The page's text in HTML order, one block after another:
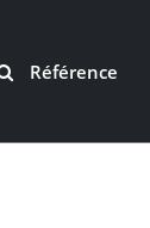
Référence